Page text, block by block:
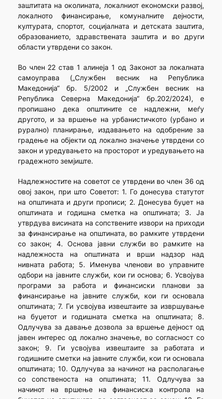
заштитата на околината, локалниот економски развој,
локалното финансирање, комуналните дејности,
културата, спортот, социјалната и детската заштита,
образованието, здравствената заштита и во други
области утврдени со закон.
Во член 22 став 1 алинеја 1 од Законот за локалната
самоуправа („Службен весник на Република
Македонија“ бр. 5/2002 и „Службен весник на
Република Северна Македонија“ бр.202/2024), е
пропишано дека општините се надлежни, меѓу
другото, и за вршење на урбанистичкото (урбано и
рурално) планирање, издавањето на одобрение за
градење на објекти од локално значење утврдени со
закон и уредувањето на просторот и уредувањето на
градежното земјиште.
Надлежностите на советот се утврдени во член 36 од
овој закон, при што Советот: 1. Го донесува статутот
на општината и други прописи; 2. Донесува буџет на
општината и годишна сметка на општината; 3. Ја
утврдува висината на сопствените извори на приходи
за финансирање на општината, во рамките утврдени
со закон; 4. Основа јавни служби во рамките на
надлежноста на општината и врши надзор над
нивната работа; 5. Именува членови во управните
одбори на јавните служби, кои ги основа; 6. Усвојува
програми за работа и финансиски планови за
финансирање на јавните служби, кои ги основала
општината; 7. Ги усвојува извештаите за извршување
на буџетот и годишната сметка на општината; 8.
Одлучува за давање дозвола за вршење дејност од
јавен интерес од локално значење, во согласност со
закон; 9. Ги усвојува извештаите за работата и
годишните сметки на јавните служби, кои ги основала
општината; 10. Одлучува за начинот на располагање
со сопственоста на општината; 11. Одлучува за
начинот на вршење на финансиска контрола на